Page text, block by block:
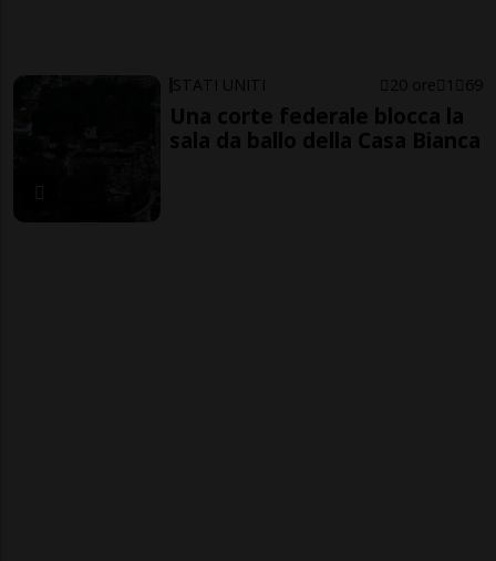
STATI UNITI 20 ore 1 69
Una corte federale blocca la
sala da ballo della Casa Bianca